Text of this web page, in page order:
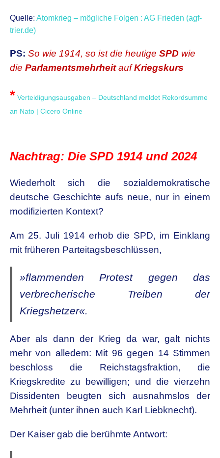
Quelle: Atomkrieg – mögliche Folgen : AG Frieden (agf-
trier.de)
PS: So wie 1914, so ist die heutige SPD wie
die ParlamentsmehrheitaufKriegskurs
* Verteidigungsausgaben – Deutschland meldet Rekordsumme
an Nato | Cicero Online
Nachtrag: Die SPD 1914 und 2024
Wiederholt sich die sozialdemokratische
deutsche Geschichte aufs neue, nur in einem
modifizierten Kontext?
Am 25. Juli 1914 erhob die SPD, im Einklang
mit früheren Parteitagsbeschlüssen,
»flammenden Protest gegen das
verbrecherische Treiben der
Kriegshetzer«.
Aber als dann der Krieg da war, galt nichts
mehr von alledem: Mit 96 gegen 14 Stimmen
beschloss die Reichstagsfraktion, die
Kriegskredite zu bewilligen; und die vierzehn
Dissidenten beugten sich ausnahmslos der
Mehrheit (unter ihnen auch Karl Liebknecht).
Der Kaiser gab die berühmte Antwort: